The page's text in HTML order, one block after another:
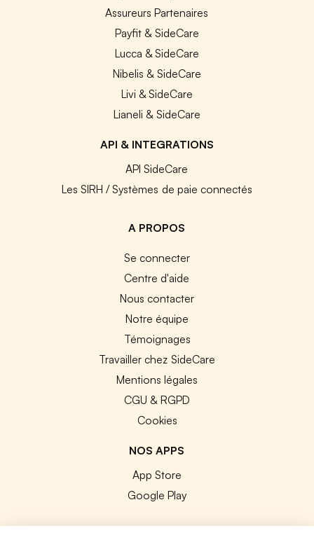
Assureurs Partenaires
Payfit & SideCare
Lucca & SideCare
Nibelis & SideCare
Livi & SideCare
Lianeli & SideCare
API & INTEGRATIONS
API SideCare
Les SIRH / Systèmes de paie connectés
A PROPOS
Se connecter
Centre d'aide
Nous contacter
Notre équipe
Témoignages
Travailler chez SideCare
Mentions légales
CGU & RGPD
Cookies
NOS APPS
App Store
Google Play